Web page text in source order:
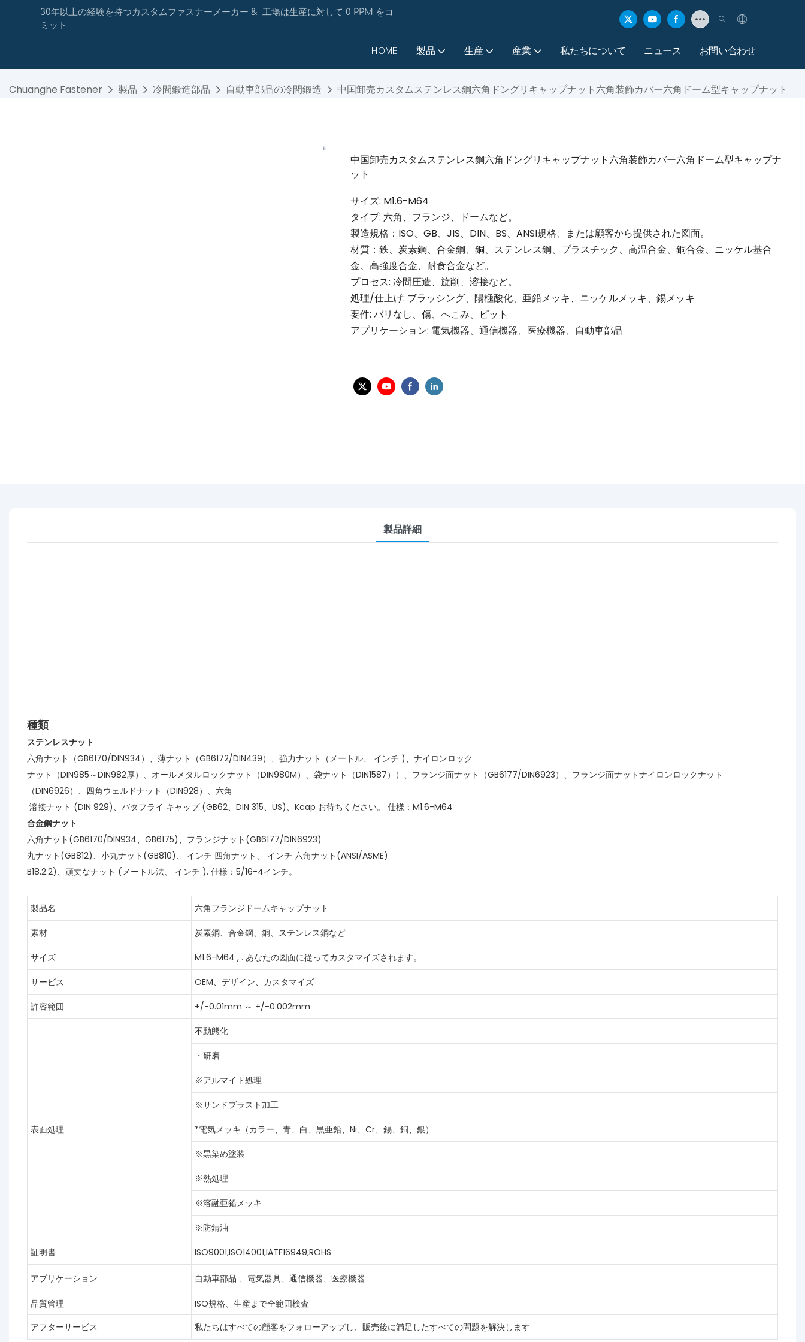
30年以上の経験を持つカスタムファスナーメーカー & 工場は生産に対して 0 PPM をコ
ミット
HOME 製品 生産 産業 私たちについて ニュース お問い合わせ
Chuanghe Fastener 製品 冷間鍛造部品 自動車部品の冷間鍛造 中国卸売カスタムステンレス鋼六角ドングリキャップナット六角装飾カバー六角ドーム型キャップナット
中国卸売カスタムステンレス鋼六角ドングリキャップナット六角装飾カバー六角ドーム型キャップナ
ット
サイズ: M1.6-M64
タイプ: 六角、フランジ、ドームなど。
製造規格：ISO、GB、JIS、DIN、BS、ANSI規格、または顧客から提供された図面。
材質：鉄、炭素鋼、合金鋼、銅、ステンレス鋼、プラスチック、高温合金、銅合金、ニッケル基合
金、高強度合金、耐食合金など。
プロセス: 冷間圧造、旋削、溶接など。
処理/仕上げ: ブラッシング、陽極酸化、亜鉛メッキ、ニッケルメッキ、錫メッキ
要件: バリなし、傷、へこみ、ピット
アプリケーション: 電気機器、通信機器、医療機器、自動車部品
製品詳細
種類
ステンレスナット
六角ナット（GB6170/DIN934）、薄ナット（GB6172/DIN439）、強力ナット（メートル、 インチ )、ナイロンロック
ナット（DIN985～DIN982厚）、オールメタルロックナット（DIN980M）、袋ナット（DIN1587））、フランジ面ナット（GB6177/DIN6923）、フランジ面ナットナイロンロックナット
（DIN6926）、四角ウェルドナット（DIN928）、六角
溶接ナット (DIN 929)、バタフライ キャップ (GB62、DIN 315、US)、Kcap お待ちください。 仕様：M1.6-M64
合金鋼ナット
六角ナット(GB6170/DIN934、GB6175)、フランジナット(GB6177/DIN6923)
丸ナット(GB812)、小丸ナット(GB810)、 インチ 四角ナット、 インチ 六角ナット(ANSI/ASME)
B18.2.2)、頑丈なナット (メートル法、 インチ ). 仕様：5/16-4インチ。
製品名 六角フランジドームキャップナット
素材 炭素鋼、合金鋼、銅、ステンレス鋼など
サイズ M1.6-M64 , . あなたの図面に従ってカスタマイズされます。
サービス OEM、デザイン、カスタマイズ
許容範囲 +/-0.01mm ～ +/-0.002mm
表面処理
不動態化
・研磨
※アルマイト処理
※サンドブラスト加工
*電気メッキ（カラー、青、白、黒亜鉛、Ni、Cr、錫、銅、銀）
※黒染め塗装
※熱処理
※溶融亜鉛メッキ
※防錆油
証明書 ISO9001,ISO14001,IATF16949,ROHS
アプリケーション 自動車部品 、電気器具、通信機器、医療機器
品質管理
ISO規格、生産まで全範囲検査
アフターサービス
私たちはすべての顧客をフォローアップし、販売後に満足したすべての問題を解決します